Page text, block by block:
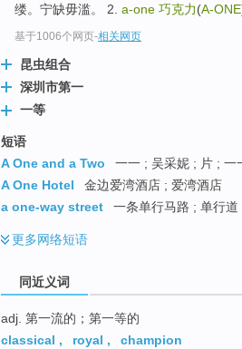
缕。宁缺毋滥。 2. a-one 巧克力(A-ONE
基于1006个网页-相关网页
昆虫组合
深圳市第一
一等
短语
A One and a Two
一一 ; 吴采妮 ; 片 ; 一
A One Hotel
金边爱湾酒店 ; 爱湾酒店
a one-way street
一条单行马路 ; 单行道
更多网络短语
同近义词
adj. 第一流的；第一等的
classical , royal , champion